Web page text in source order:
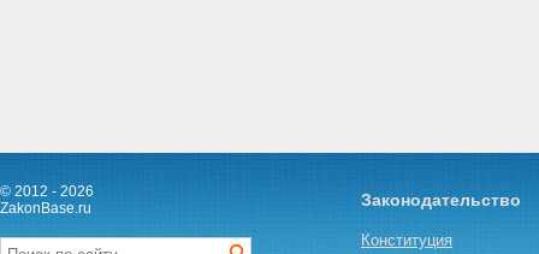
© 2012 - 2026
ZakonBase.ru
Законодательство
Конституция